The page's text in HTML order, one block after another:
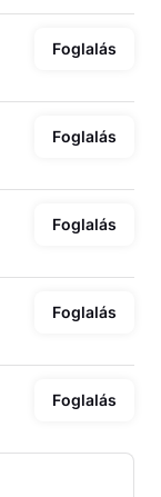
Foglalás
Foglalás
Foglalás
Foglalás
Foglalás